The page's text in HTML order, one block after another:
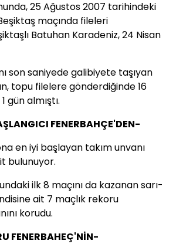
25 Ağustos 2007 tarihindeki
maçında fileleri
Batuhan Karadeniz, 24 Nisan
son saniyede galibiyete taşıyan
topu filelere gönderdiğinde 16
gün almıştı.
FENERBAHÇE'DEN-
en iyi başlayan takım unvanı
bulunuyor.
ilk 8 maçını da kazanan sarı-
ait 7 maçlık rekoru
korudu.
FENERBAHEÇ'NİN-